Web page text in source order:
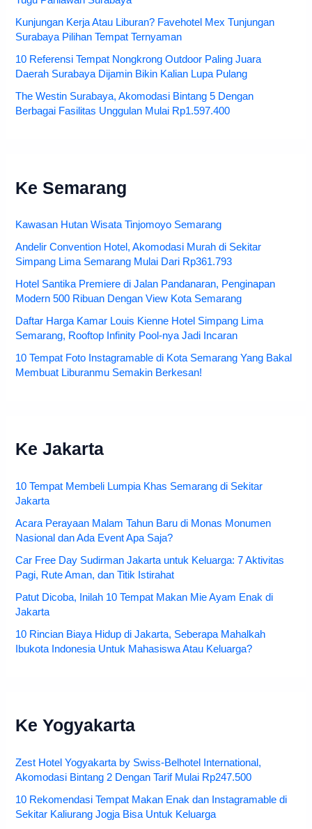
Kunjungan Kerja Atau Liburan? Favehotel Mex Tunjungan
Surabaya Pilihan Tempat Ternyaman
10 Referensi Tempat Nongkrong Outdoor Paling Juara
Daerah Surabaya Dijamin Bikin Kalian Lupa Pulang
The Westin Surabaya, Akomodasi Bintang 5 Dengan
Berbagai Fasilitas Unggulan Mulai Rp1.597.400
Ke Semarang
Kawasan Hutan Wisata Tinjomoyo Semarang
Andelir Convention Hotel, Akomodasi Murah di Sekitar
Simpang Lima Semarang Mulai Dari Rp361.793
Hotel Santika Premiere di Jalan Pandanaran, Penginapan
Modern 500 Ribuan Dengan View Kota Semarang
Daftar Harga Kamar Louis Kienne Hotel Simpang Lima
Semarang, Rooftop Infinity Pool-nya Jadi Incaran
10 Tempat Foto Instagramable di Kota Semarang Yang Bakal
Membuat Liburanmu Semakin Berkesan!
Ke Jakarta
10 Tempat Membeli Lumpia Khas Semarang di Sekitar
Jakarta
Acara Perayaan Malam Tahun Baru di Monas Monumen
Nasional dan Ada Event Apa Saja?
Car Free Day Sudirman Jakarta untuk Keluarga: 7 Aktivitas
Pagi, Rute Aman, dan Titik Istirahat
Patut Dicoba, Inilah 10 Tempat Makan Mie Ayam Enak di
Jakarta
10 Rincian Biaya Hidup di Jakarta, Seberapa Mahalkah
Ibukota Indonesia Untuk Mahasiswa Atau Keluarga?
Ke Yogyakarta
Zest Hotel Yogyakarta by Swiss-Belhotel International,
Akomodasi Bintang 2 Dengan Tarif Mulai Rp247.500
10 Rekomendasi Tempat Makan Enak dan Instagramable di
Sekitar Kaliurang Jogja Bisa Untuk Keluarga